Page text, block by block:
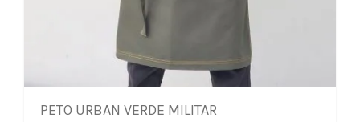
PETO URBAN VERDE MILITAR